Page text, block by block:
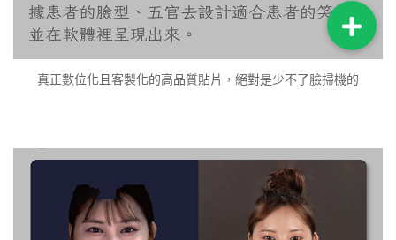
真正數位化且客製化的高品質貼片，絕對是少不了臉掃機的